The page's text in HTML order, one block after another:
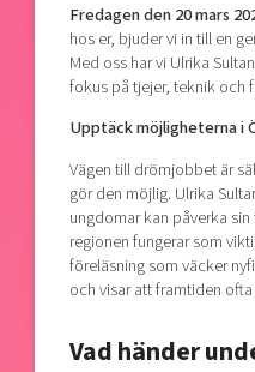
Fredagen den 20 mars
hos er, bjuder vi in till en
Med oss har vi Ulrika
fokus på tjejer, teknik och
Upptäck möjligheterna i
Vägen till drömjobbet är
gör den möjlig. Ulrika
ungdomar kan påverka
regionen fungerar som
föreläsning som väcker
och visar att framtiden
Vad händer